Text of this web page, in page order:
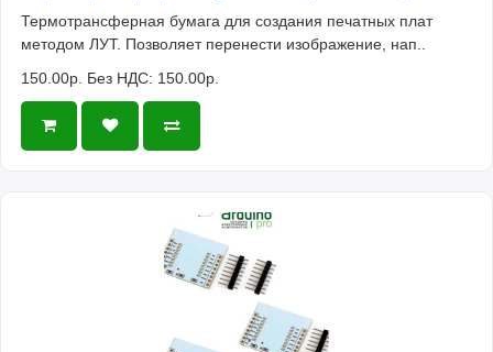
Термотрансферная бумага для создания печатных плат
методом ЛУТ. Позволяет перенести изображение, нап..
150.00р. Без НДС: 150.00р.